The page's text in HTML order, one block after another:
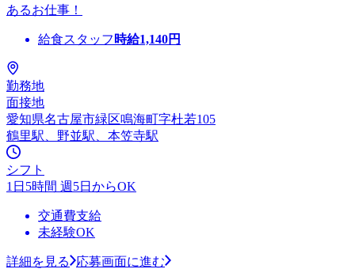
あるお仕事！
給食スタッフ 時給1,140円
勤務地
面接地
愛知県名古屋市緑区鳴海町字杜若105
鶴里駅、野並駅、本笠寺駅
シフト
1日5時間 週5日からOK
交通費支給
未経験OK
詳細を見る
応募画面に進む